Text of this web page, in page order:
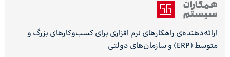
ارائه‌دهنده‌ی راهکارهای نرم افزاری برای کسب‌وکارهای بزرگ و
متوسط (ERP) و سازمان‌های دولتی